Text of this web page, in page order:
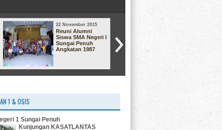
22 November 2015
Reuni Alumni
Siswa SMA Negeri I
Sungai Penuh
Angkatan 1987
1 & OSIS
1 Sungai Penuh
Kunjungan KASATLANTAS